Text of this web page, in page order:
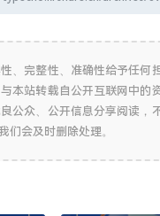
、完整性、准确性给予任何
本站转载自公开互联网中的
公众、公开信息分享阅读，
们会及时删除处理。